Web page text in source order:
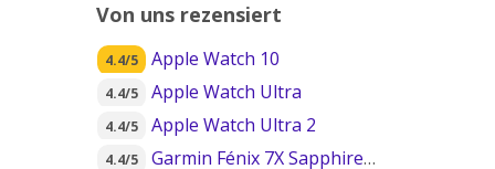
Von uns rezensiert
4.4/5 Apple Watch 10
4.4/5 Apple Watch Ultra
4.4/5 Apple Watch Ultra 2
4.4/5 Garmin Fénix 7X Sapphire Solar